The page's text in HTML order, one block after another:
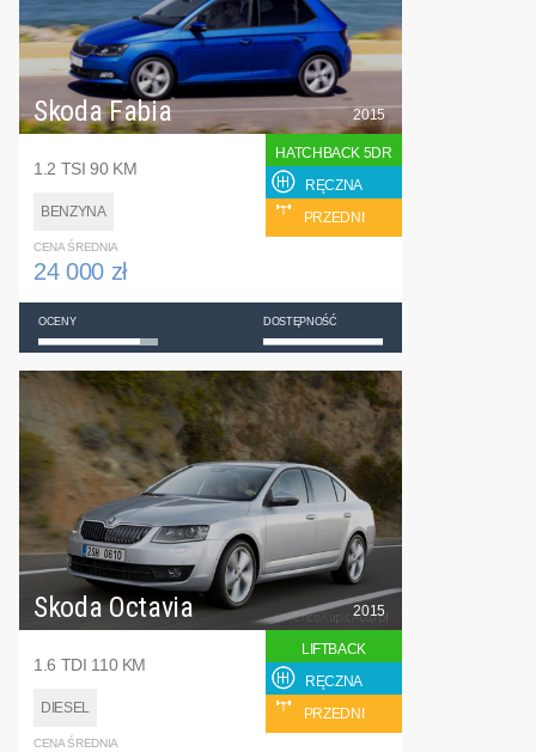
Skoda Fabia
1.2 TSI 90 KM
BENZYNA
2015
HATCHBACK 5DR
RĘCZNA
PRZEDNI
CENA ŚREDNIA
24 000 zł
OCENY DOSTĘPNOŚĆ
Skoda Octavia
1.6 TDI 110 KM
DIESEL
2015
LIFTBACK
RĘCZNA
PRZEDNI
CENA ŚREDNIA